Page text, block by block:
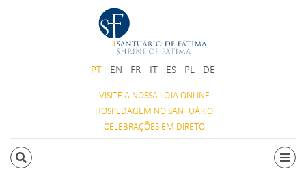
PT EN FR IT ES PL DE
VISITE A NOSSA LOJA ONLINE
HOSPEDAGEM NO SANTUÁRIO
CELEBRAÇÕES EM DIRETO
PESQUISAR